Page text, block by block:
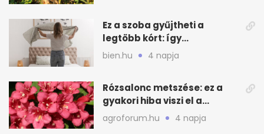
Ez a szoba gyűjtheti a
legtöbb kórt: így
mélytisztítsd otthon
bien.hu 4 napja
Rózsalonc metszése: ez a
gyakori hiba viszi el a
virágzást
agroforum.hu 4 napja